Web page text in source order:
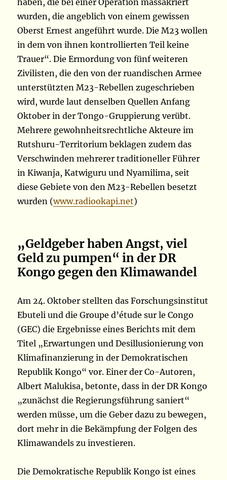
haben, die bei einer Operation massakriert
wurden, die angeblich von einem gewissen
Oberst Ernest angeführt wurde. Die M23 wollen
in dem von ihnen kontrollierten Teil keine
Trauer“. Die Ermordung von fünf weiteren
Zivilisten, die den von der ruandischen Armee
unterstützten M23-Rebellen zugeschrieben
wird, wurde laut denselben Quellen Anfang
Oktober in der Tongo-Gruppierung verübt.
Mehrere gewohnheitsrechtliche Akteure im
Rutshuru-Territorium beklagen zudem das
Verschwinden mehrerer traditioneller Führer
in Kiwanja, Katwiguru und Nyamilima, seit
diese Gebiete von den M23-Rebellen besetzt
wurden (www.radiookapi.net)
„Geldgeber haben Angst, viel
Geld zu pumpen“ in der DR
Kongo gegen den Klimawandel
Am 24. Oktober stellten das Forschungsinstitut
Ebuteli und die Groupe d’étude sur le Congo
(GEC) die Ergebnisse eines Berichts mit dem
Titel „Erwartungen und Desillusionierung von
Klimafinanzierung in der Demokratischen
Republik Kongo“ vor. Einer der Co-Autoren,
Albert Malukisa, betonte, dass in der DR Kongo
„zunächst die Regierungsführung saniert“
werden müsse, um die Geber dazu zu bewegen,
dort mehr in die Bekämpfung der Folgen des
Klimawandels zu investieren.
Die Demokratische Republik Kongo ist eines